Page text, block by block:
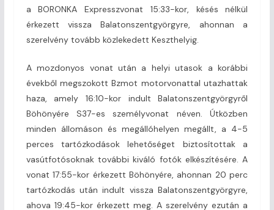
a BORONKA Expresszvonat 15:33-kor, késés nélkül
érkezett vissza Balatonszentgyörgyre, ahonnan a
szerelvény tovább közlekedett Keszthelyig.
A mozdonyos vonat után a helyi utasok a korábbi
évekből megszokott Bzmot motorvonattal utazhattak
haza, amely 16:10-kor indult Balatonszentgyörgyről
Böhönyére S37-es személyvonat néven. Útközben
minden állomáson és megállóhelyen megállt, a 4-5
perces tartózkodások lehetőséget biztosítottak a
vasútfotósoknak további kiváló fotók elkészítésére. A
vonat 17:55-kor érkezett Böhönyére, ahonnan 20 perc
tartózkodás után indult vissza Balatonszentgyörgyre,
ahova 19:45-kor érkezett meg. A szerelvény ezután a